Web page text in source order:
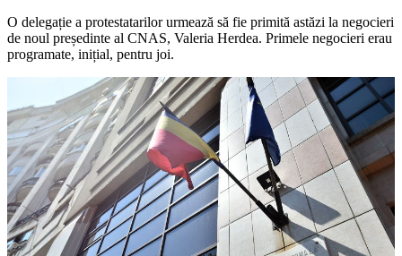
O delegație a protestatarilor urmează să fie primită astăzi la negocieri
de noul președinte al CNAS, Valeria Herdea. Primele negocieri erau
programate, inițial, pentru joi.